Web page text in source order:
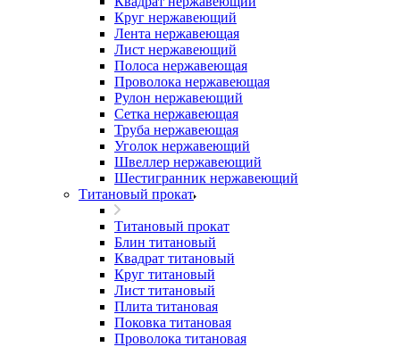
Круг нержавеющий
Лента нержавеющая
Лист нержавеющий
Полоса нержавеющая
Проволока нержавеющая
Рулон нержавеющий
Сетка нержавеющая
Труба нержавеющая
Уголок нержавеющий
Швеллер нержавеющий
Шестигранник нержавеющий
Титановый прокат
Титановый прокат
Блин титановый
Квадрат титановый
Круг титановый
Лист титановый
Плита титановая
Поковка титановая
Проволока титановая